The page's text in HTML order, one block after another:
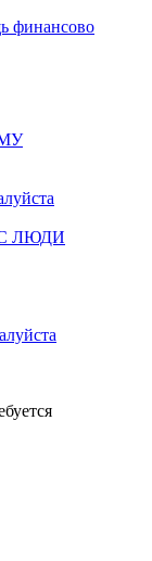
финансово
ЛЮДИ